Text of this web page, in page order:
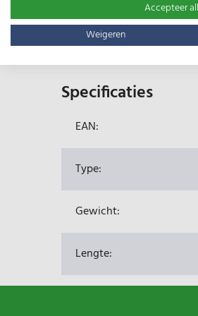
De steunpoten geven
Specificaties
EAN:
Type:
Gewicht:
Lengte:
Accepteer
Weigeren